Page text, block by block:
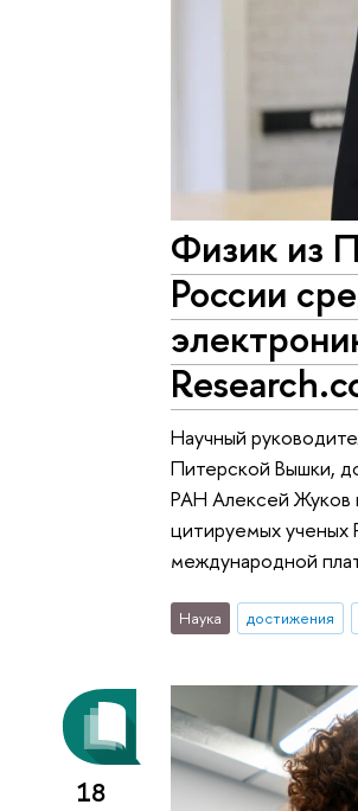
Физик из
России
Научный
Питерской Вышки,
РАН Алексей Жуков
цитируемых ученых
международной
Наука достижения
18